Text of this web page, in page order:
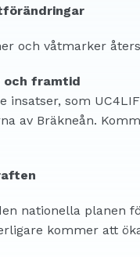
och våtmarker
och framtid
insatser, som
av Bräkneån.
nationella planen
kommer att